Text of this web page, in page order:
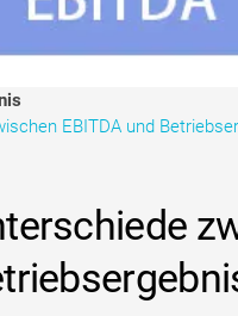
EBITDA und